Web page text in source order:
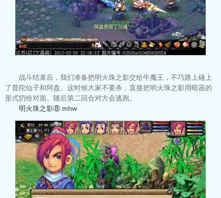
战斗结束后，我们准备把明火珠之影交给牛魔王，不巧路上碰上
了普陀仙子和阿盘。这时候大家不要杀，直接把明火珠之影用暗器的
形式扔给对面。随后第二回合对方会逃跑。
明火珠之影⑧.mhw